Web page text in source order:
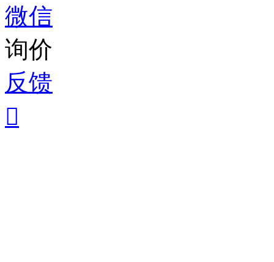
微信
询价
反馈
